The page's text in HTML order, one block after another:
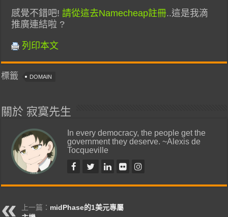
感覺不錯吧!請從這去Namecheap註冊..這是我滴
推廣連結啦 ?
列印本文
標籤 DOMAIN
關於 寂寞先生
In every democracy, the people get the
government they deserve. ~Alexis de
Tocqueville
上一篇： midPhase的1美元專屬